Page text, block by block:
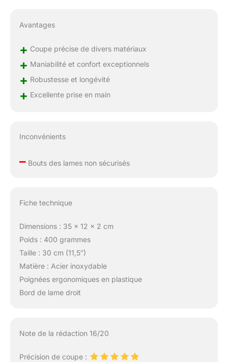
Avantages
+ Coupe précise de divers matériaux
+ Maniabilité et confort exceptionnels
+ Robustesse et longévité
+ Excellente prise en main
Inconvénients
–Bouts des lames non sécurisés
Fiche technique
Dimensions : 35 x 12 x 2 cm
Poids : 400 grammes
Taille : 30 cm (11,5″)
Matière : Acier inoxydable
Poignées ergonomiques en plastique
Bord de lame droit
Note de la rédaction 16/20
Précision de coupe :